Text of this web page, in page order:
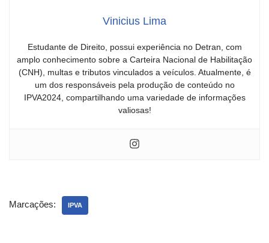
Vinicius Lima
Estudante de Direito, possui experiência no Detran, com
amplo conhecimento sobre a Carteira Nacional de Habilitação
(CNH), multas e tributos vinculados a veículos. Atualmente, é
um dos responsáveis pela produção de conteúdo no
IPVA2024, compartilhando uma variedade de informações
valiosas!
Marcações: IPVA